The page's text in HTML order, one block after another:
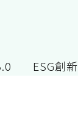
ESG創新